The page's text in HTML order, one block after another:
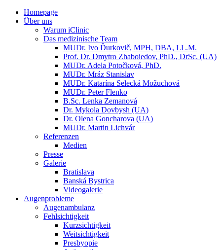
Homepage
Über uns
Warum iClinic
Das medizinische Team
MUDr. Ivo Ďurkovič, MPH, DBA, LL.M.
Prof. Dr. Dmytro Zhaboiedov, PhD., DrSc. (UA)
MUDr. Adela Potočková, PhD.
MUDr. Mráz Stanislav
MUDr. Katarína Selecká Možuchová
MUDr. Peter Flenko
B.Sc. Lenka Zemanová
Dr. Mykola Dovbysh (UA)
Dr. Olena Goncharova (UA)
MUDr. Martin Lichvár
Referenzen
Medien
Presse
Galerie
Bratislava
Banská Bystrica
Videogalerie
Augenprobleme
Augenambulanz
Fehlsichtigkeit
Kurzsichtigkeit
Weitsichtigkeit
Presbyopie